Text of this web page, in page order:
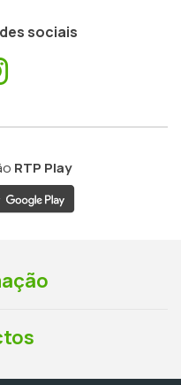
sociais
RTP Play